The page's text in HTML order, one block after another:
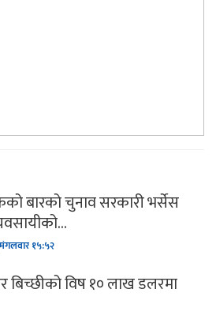
बारको चुनाव सरकारी भर्सेस
१५:५२
बिच्छीको विष १० लाख डलरमा